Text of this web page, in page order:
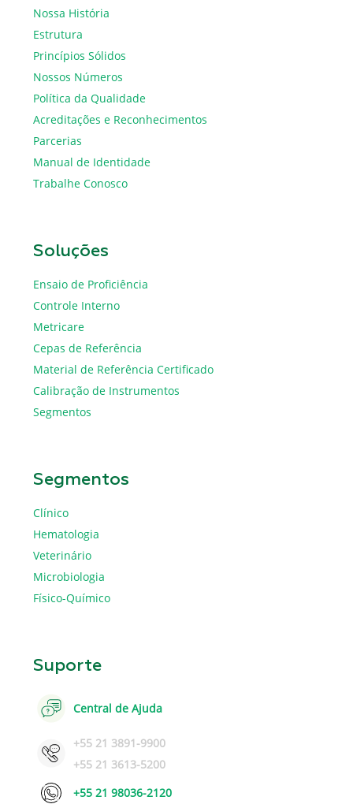
Nossa História
Estrutura
Princípios Sólidos
Nossos Números
Política da Qualidade
Acreditações e Reconhecimentos
Parcerias
Manual de Identidade
Trabalhe Conosco
Soluções
Ensaio de Proficiência
Controle Interno
Metricare
Cepas de Referência
Material de Referência Certificado
Calibração de Instrumentos
Segmentos
Segmentos
Clínico
Hematologia
Veterinário
Microbiologia
Físico-Químico
Suporte
Central de Ajuda
+55 21 3891-9900
+55 21 3613-5200
+55 21 98036-2120